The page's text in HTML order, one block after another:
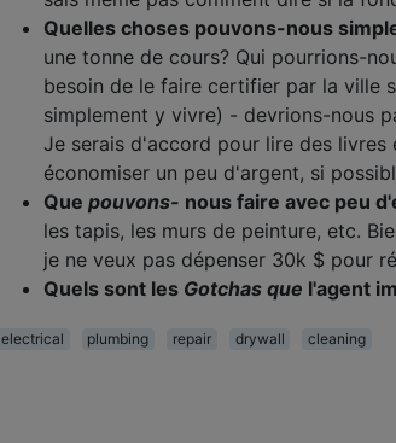
Quelles choses pouvons-nous
une tonne de cours? Qui pourrions-
besoin de le faire certifier par la ville
simplement y vivre) - devrions-nous
Je serais d'accord pour lire des
économiser un peu d'argent, si
Que pouvons- nous faire avec peu
les tapis, les murs de peinture, etc.
je ne veux pas dépenser 30k $ pour
Quels sont les Gotchas que l'agent
electrical plumbing repair drywall cleaning